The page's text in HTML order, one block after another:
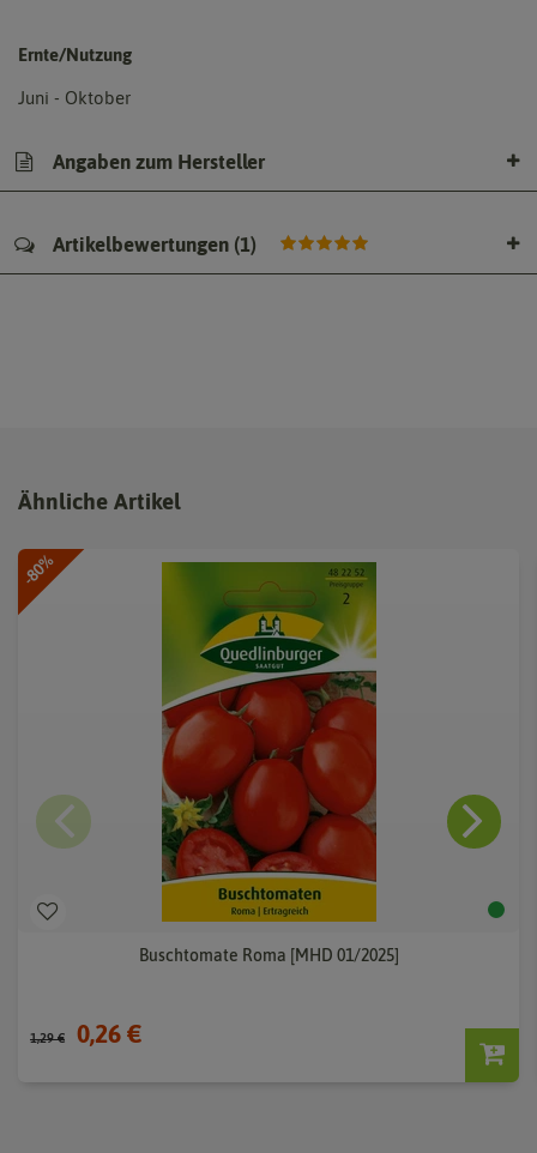
Ernte/Nutzung
Juni - Oktober
Angaben zum Hersteller
Artikelbewertungen (1)
Ähnliche Artikel
-80%
Buschtomate Roma [MHD 01/2025]
1,29 € 0,26 €